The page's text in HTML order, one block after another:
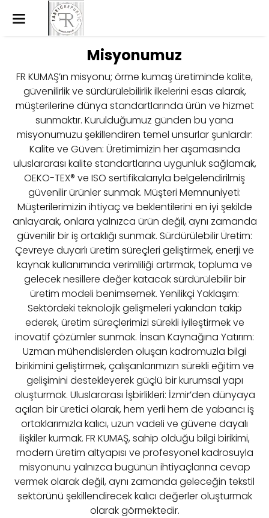
Misyonumuz
FR KUMAŞ’ın misyonu; örme kumaş üretiminde kalite,
güvenilirlik ve sürdürülebilirlik ilkelerini esas alarak,
müşterilerine dünya standartlarında ürün ve hizmet
sunmaktır. Kurulduğumuz günden bu yana
misyonumuzu şekillendiren temel unsurlar şunlardır:
Kalite ve Güven: Üretimimizin her aşamasında
uluslararası kalite standartlarına uygunluk sağlamak,
OEKO-TEX® ve ISO sertifikalarıyla belgelendirilmiş
güvenilir ürünler sunmak. Müşteri Memnuniyeti:
Müşterilerimizin ihtiyaç ve beklentilerini en iyi şekilde
anlayarak, onlara yalnızca ürün değil, aynı zamanda
güvenilir bir iş ortaklığı sunmak. Sürdürülebilir Üretim:
Çevreye duyarlı üretim süreçleri geliştirmek, enerji ve
kaynak kullanımında verimliliği artırmak, topluma ve
gelecek nesillere değer katacak sürdürülebilir bir
üretim modeli benimsemek. Yenilikçi Yaklaşım:
Sektördeki teknolojik gelişmeleri yakından takip
ederek, üretim süreçlerimizi sürekli iyileştirmek ve
inovatif çözümler sunmak. İnsan Kaynağına Yatırım:
Uzman mühendislerden oluşan kadromuzla bilgi
birikimini geliştirmek, çalışanlarımızın sürekli eğitim ve
gelişimini destekleyerek güçlü bir kurumsal yapı
oluşturmak. Uluslararası İşbirlikleri: İzmir’den dünyaya
açılan bir üretici olarak, hem yerli hem de yabancı iş
ortaklarımızla kalıcı, uzun vadeli ve güvene dayalı
ilişkiler kurmak. FR KUMAŞ, sahip olduğu bilgi birikimi,
modern üretim altyapısı ve profesyonel kadrosuyla
misyonunu yalnızca bugünün ihtiyaçlarına cevap
vermek olarak değil, aynı zamanda geleceğin tekstil
sektörünü şekillendirecek kalıcı değerler oluşturmak
olarak görmektedir.